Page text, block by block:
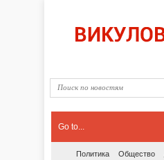
Go to...
Политика Общество